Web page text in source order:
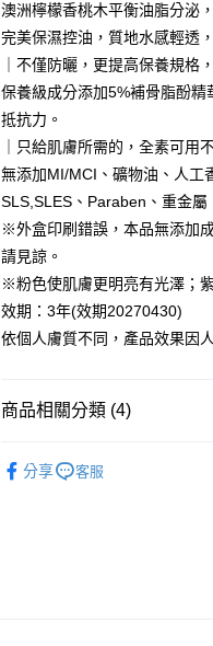
3.實際核准額度、可分期數及費用
4.訂單成立30分鐘內，如未前往確
消。如遇「轉專審核」未通過狀
無法說明評估內容。
【繳款方式說明】
1.分期款項不併入電信帳單，「大
2.透過簡訊連結打開帳單後，可選
帳／街口支付／iPASS MONEY」
【注意事項】
1.本服務係由「台灣大哥大股份有
用戶於交易時，得透過本服務購買
2.基於同意付款使用「大哥付你分
資料（包含姓名、電話或地址）提
用，由本公司與您本人進行分期帳
3.完整用戶服務條款，請詳閱以下
便利好安心！
１．簡單：不需註冊會員、不需綁
２．便利：只要手機號碼，簡訊
【「AFTEE先享後付」結帳流程】
１．於結帳方式選擇「AFTEE先
付」結帳頁面，進行簡訊認證並確
２．訂單成立數日內，您將收到繳
３．收到繳費通知簡訊後14天內，
※ 請注意：結帳手續完成當下不
絡購買商品的店家。未經商家同意
先享後付繳納相關費用。
※ 交易是否成功請以「AFTEE先
是否繳費成功／繳費後需取消欲退
付客戶支援中心」https://
交易，需依本服務之必要範圍內提
https://aftee.tw/terms/#terms3
貨到付款
全家取貨付款
每筆NT$80，滿NT$999(含以
付款後全家取貨
每筆NT$80，滿NT$1,880(含以
萊爾富取貨付款
每筆NT$80，滿NT$2,000(含以
澳洲檸檬香桃木平衡油脂分泌
完美保濕控油，質地水感輕透
｜不僅防曬，更提高保養規格
保養級成分添加5%補骨脂酚
抵抗力。
｜只給肌膚所需的，全素可用
無添加MI/MCI、礦物油、人工
SLS,SLES、Paraben、重金
※外盒印刷錯誤，本品無添加
請見諒。
※粉色使肌膚更明亮有光澤；
效期：3年(效期20270430)
依個人膚質不同，產品效果因
商品相關分類 (4)
分享 客服